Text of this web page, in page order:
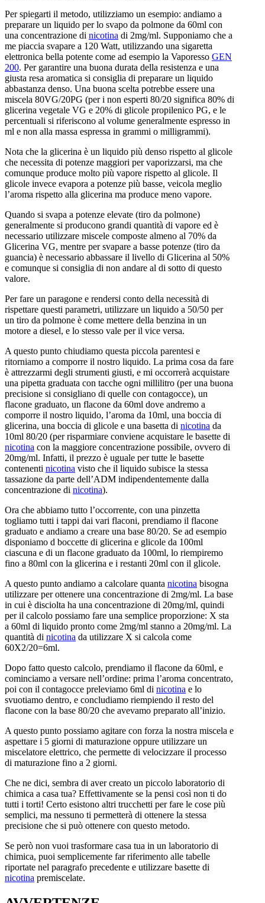
Per spiegarti il metodo, utilizziamo un esempio: andiamo a
preparare un liquido per lo svapo da polmone da 60ml con
una concentrazione di nicotina di 2mg/ml. Supponiamo che a
me piaccia svapare a 120 Watt, utilizzando una sigaretta
elettronica bella potente come ad esempio la Vaporesso GEN
200. Per garantire una buona durata della resistenza e una
giusta resa aromatica si consiglia di preparare un liquido
abbastanza denso. Una buona scelta potrebbe essere una
miscela 80VG/20PG (per i non esperti 80/20 significa 80% di
glicerina vegetale VG e 20% di glicole propilenico PG, e le
percentuali si riferiscono al volume generalmente espresso in
ml e non alla massa espressa in grammi o milligrammi).
Nota che la glicerina è un liquido più denso rispetto al glicole
che necessita di potenze maggiori per vaporizzarsi, ma che
comunque produce molto più vapore rispetto al glicole. Il
glicole invece evapora a potenze più basse, veicola meglio
l’aroma rispetto alla glicerina ma produce meno vapore.
Quando si svapa a potenze elevate (tiro da polmone)
generalmente si producono grandi quantità di vapore ed è
necessario utilizzare miscele composte almeno al 70% da
Glicerina VG, mentre per svapare a basse potenze (tiro da
guancia) è necessario abbassare il livello di Glicerina al 50%
e comunque si consiglia di non andare al di sotto di questo
valore.
Per fare un paragone e rendersi conto della necessità di
rispettare questi parametri, utilizzare un liquido a 50/50 per
un tiro da polmone è come mettere della benzina in un
motore a diesel, e lo stesso vale per il vice versa.
A questo punto chiudiamo questa piccola parentesi e
ritorniamo a comporre il nostro liquido. La prima cosa da fare
è attrezzarmi degli strumenti giusti, e mi occorrerà acquistare
una pipetta graduata con tacche ogni millilitro (per una buona
precisione si consigliano di quelle con contagocce), un
flacone graduato, un flacone da 60ml dove andremo a
comporre il nostro liquido, l’aroma da 10ml, una boccia di
glicerina, una boccia di glicole e una basetta di nicotina da
10ml 80/20 (per risparmiare conviene acquistare le basette di
nicotina con la maggiore concentrazione possibile, ovvero di
20mg/ml. Infatti, il prezzo è uguale per tutte le basette
contenenti nicotina visto che il liquido subisce la stessa
tassazione da parte dell’ADM indipendentemente dalla
concentrazione di nicotina).
Ora che abbiamo tutto l’occorrente, con una pinzetta
togliamo tutti i tappi dai vari flaconi, prendiamo il flacone
graduato e andiamo a creare una base 80/20. Se ad esempio
disponiamo d boccette di glicerina e glicole da 100ml
ciascuna e di un flacone graduato da 100ml, lo riempiremo
fino a 80ml con la glicerina e i restanti 20ml con il glicole.
A questo punto andiamo a calcolare quanta nicotina bisogna
utilizzare per ottenere una concentrazione di 2mg/ml. La base
in cui è disciolta ha una concentrazione di 20mg/ml, quindi
per il calcolo possiamo fare una semplice proporzione: X sta
a 60ml di liquido pronto come 2mg/ml stanno a 20mg/ml. La
quantità di nicotina da utilizzare X si calcola come
60X2/20=6ml.
Dopo fatto questo calcolo, prendiamo il flacone da 60ml, e
cominciamo a versare nell’ordine: prima l’aroma concentrato,
poi con il contagocce preleviamo 6ml di nicotina e lo
svuotiamo dentro, e concludiamo riempiendo il resto del
flacone con la base 80/20 che avevamo preparato all’inizio.
A questo punto possiamo agitare con forza la nostra miscela e
aspettare i 5 giorni di maturazione oppure utilizzare un
miscelatore elettrico, che permette di velocizzare il processo
di maturazione fino a 2 giorni.
Che ne dici, sembra di aver creato un piccolo laboratorio di
chimica a casa tua? Effettivamente se la pensi così non ti do
tutti i torti! Certo esistono altri trucchetti per fare le cose più
semplici, ma nessuno ti permetterà di ottenere la stessa
precisione che si può ottenere con questo metodo.
Se però non vuoi trasformare casa tua in un laboratorio di
chimica, puoi semplicemente far riferimento alle tabelle
riportate nel paragrafo precedente e utilizzare basette di
nicotina premiscelate.